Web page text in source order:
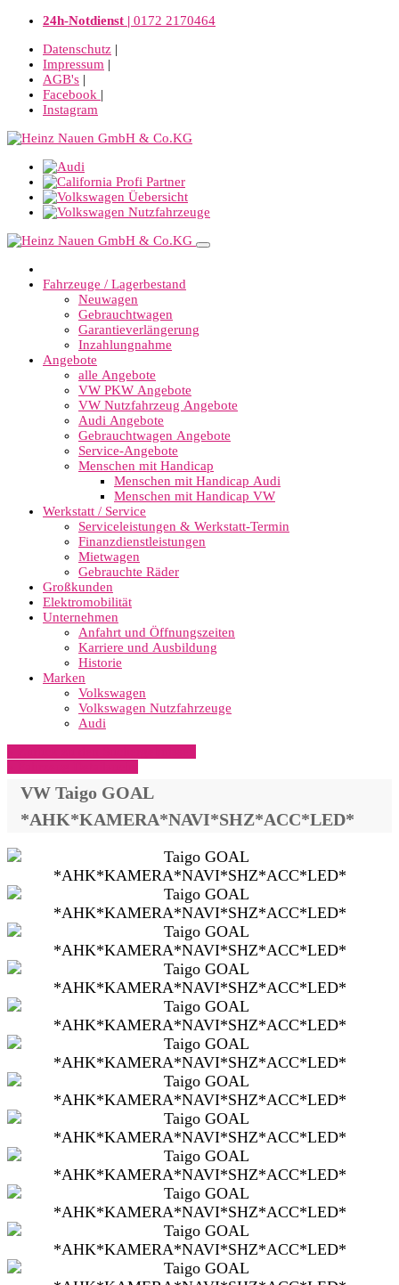
24h-Notdienst | 0172 2170464
Datenschutz |
Impressum |
AGB's |
Facebook |
Instagram
Fahrzeuge / Lagerbestand
Neuwagen
Gebrauchtwagen
Garantieverlängerung
Inzahlungnahme
Angebote
alle Angebote
VW PKW Angebote
VW Nutzfahrzeug Angebote
Audi Angebote
Gebrauchtwagen Angebote
Service-Angebote
Menschen mit Handicap
Menschen mit Handicap Audi
Menschen mit Handicap VW
Werkstatt / Service
Serviceleistungen & Werkstatt-Termin
Finanzdienstleistungen
Mietwagen
Gebrauchte Räder
Großkunden
Elektromobilität
Unternehmen
Anfahrt und Öffnungszeiten
Karriere und Ausbildung
Historie
Marken
Volkswagen
Volkswagen Nutzfahrzeuge
Audi
VW Taigo GOAL
*AHK*KAMERA*NAVI*SHZ*ACC*LED*